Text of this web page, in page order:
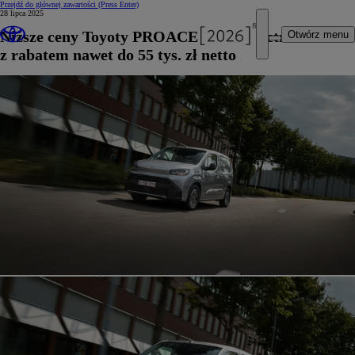
Przejdź do głównej zawartości (Press Enter)
Otwórz menu
28 lipca 2025
Niższe ceny Toyoty PROACE CITY Electric
z rabatem nawet do 55 tys. zł netto